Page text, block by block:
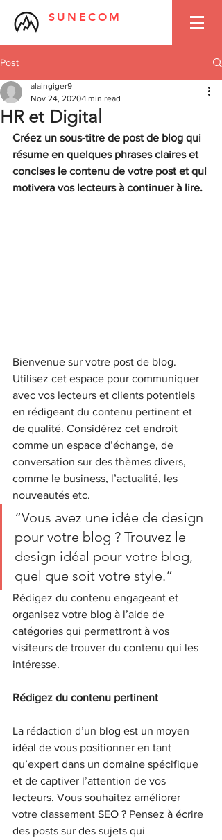
SUNECOM
Post
HR et Digital
alaingiger9
Nov 24, 2020 1 min read
Créez un sous-titre de post de blog qui
résume en quelques phrases claires et
concises le contenu de votre post et qui
motivera vos lecteurs à continuer à lire.
Bienvenue sur votre post de blog.
Utilisez cet espace pour communiquer
avec vos lecteurs et clients potentiels
en rédigeant du contenu pertinent et
de qualité. Considérez cet endroit
comme un espace d’échange, de
conversation sur des thèmes divers,
comme le business, l’actualité, les
nouveautés etc.
“Vous avez une idée de design
pour votre blog ? Trouvez le
design idéal pour votre blog,
quel que soit votre style.”
Rédigez du contenu engageant et
organisez votre blog à l’aide de
catégories qui permettront à vos
visiteurs de trouver du contenu qui les
intéresse.
Rédigez du contenu pertinent
La rédaction d’un blog est un moyen
idéal de vous positionner en tant
qu’expert dans un domaine spécifique
et de captiver l’attention de vos
lecteurs. Vous souhaitez améliorer
votre classement SEO ? Pensez à écrire
des posts sur des sujets qui